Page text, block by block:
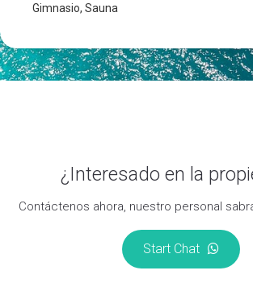
Gimnasio, Sauna
¿Interesado en la
Contáctenos ahora, nuestro personal
Start Chat